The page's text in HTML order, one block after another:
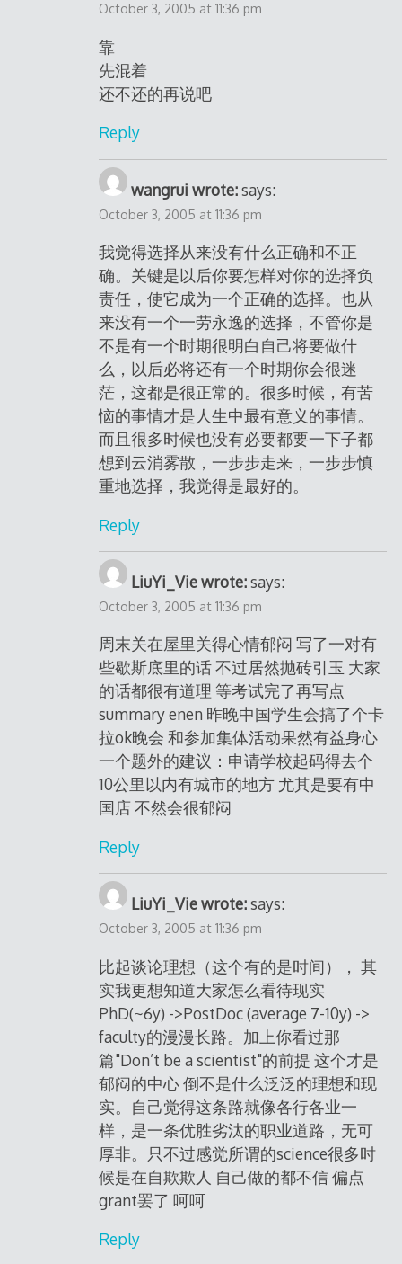
October 3, 2005 at 11:36 pm
靠
先混着
还不还的再说吧
Reply
wangrui wrote: says:
October 3, 2005 at 11:36 pm
我觉得选择从来没有什么正确和不正
确。关键是以后你要怎样对你的选择负
责任，使它成为一个正确的选择。也从
来没有一个一劳永逸的选择，不管你是
不是有一个时期很明白自己将要做什
么，以后必将还有一个时期你会很迷
茫，这都是很正常的。很多时候，有苦
恼的事情才是人生中最有意义的事情。
而且很多时候也没有必要都要一下子都
想到云消雾散，一步步走来，一步步慎
重地选择，我觉得是最好的。
Reply
LiuYi_Vie wrote: says:
October 3, 2005 at 11:36 pm
周末关在屋里关得心情郁闷 写了一对有
些歇斯底里的话 不过居然抛砖引玉 大家
的话都很有道理 等考试完了再写点
summary enen 昨晚中国学生会搞了个卡
拉ok晚会 和参加集体活动果然有益身心
一个题外的建议：申请学校起码得去个
10公里以内有城市的地方 尤其是要有中
国店 不然会很郁闷
Reply
LiuYi_Vie wrote: says:
October 3, 2005 at 11:36 pm
比起谈论理想（这个有的是时间）， 其
实我更想知道大家怎么看待现实
PhD(~6y) ->PostDoc (average 7-10y) ->
faculty的漫漫长路。加上你看过那
篇"Don’t be a scientist"的前提 这个才是
郁闷的中心 倒不是什么泛泛的理想和现
实。自己觉得这条路就像各行各业一
样，是一条优胜劣汰的职业道路，无可
厚非。只不过感觉所谓的science很多时
候是在自欺欺人 自己做的都不信 偏点
grant罢了 呵呵
Reply